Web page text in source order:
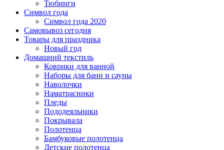
Тюбинги
Символ года
Символ года 2020
Самовывоз сегодня
Товары для праздника
Новый год
Домашний текстиль
Коврики для ванной
Наборы для бани и сауны
Наволочки
Наматрасники
Пледы
Пододеяльники
Покрывала
Полотенца
Бамбуковые полотенца
Детские полотенца